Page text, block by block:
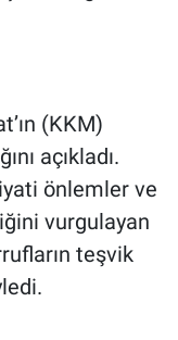
(KKM)
açıkladı.
önlemler ve
vurgulayan
teşvik